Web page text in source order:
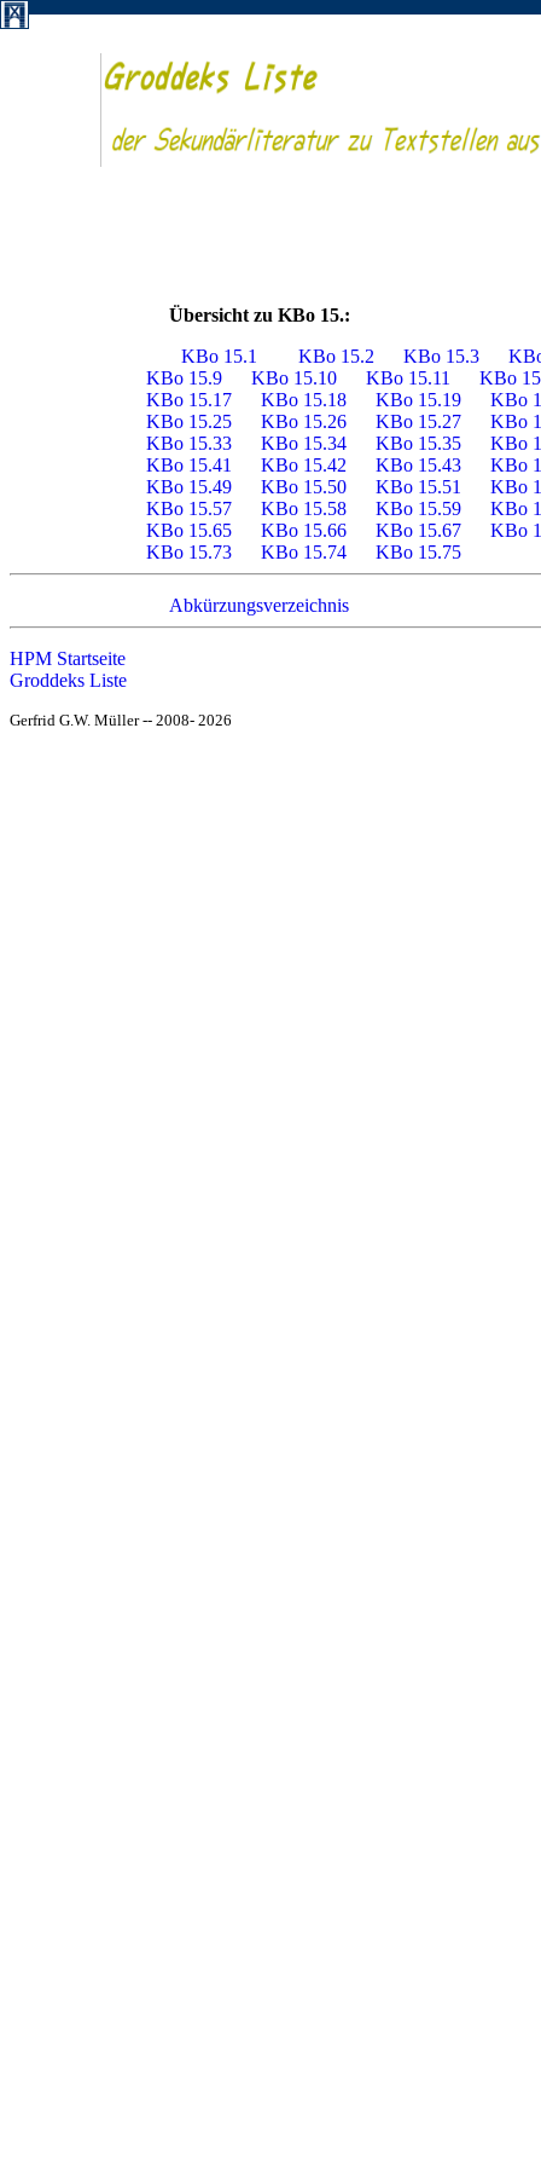
Übersicht zu KBo 15.:
KBo 15.1
KBo 15.2 KBo 15.3
KBo 15.9
KBo 15.10 KBo 15.11
KBo
KBo 15.17
KBo 15.18 KBo 15.19
KBo
KBo 15.25
KBo 15.26 KBo 15.27
KBo
KBo 15.33
KBo 15.34 KBo 15.35
KBo
KBo 15.41
KBo 15.42 KBo 15.43
KBo
KBo 15.49
KBo 15.50 KBo 15.51
KBo
KBo 15.57
KBo 15.58 KBo 15.59
KBo
KBo 15.65
KBo 15.66 KBo 15.67
KBo
KBo 15.73
KBo 15.74 KBo 15.75
Abkürzungsverzeichnis
HPM Startseite
Groddeks Liste
Gerfrid G.W. Müller -- 2008- 2026